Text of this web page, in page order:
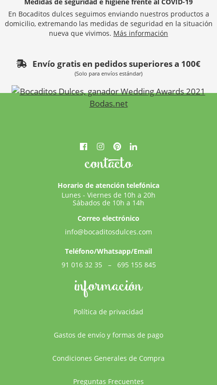
En Bocaditos dulces seguimos enviando nuestros productos a
domicilio, extremando las medidas de seguridad en la situación
nueva que vivimos. Más información
Envío gratis en pedidos superiores a 100€
(Solo para envíos estándar)
información
Política de privacidad
Gastos de envío y formas de pago
Condiciones Generales de Compra
Preguntas Frecuentes
contacto
Horario de atención telefónica
Lunes - Viernes de 10h a 20h
Sábados de 10h a 14h
Correo electrónico
info@bocaditosdulces.com
Teléfono/Whatsapp/Email
91 016 32 35
– 695 155 845